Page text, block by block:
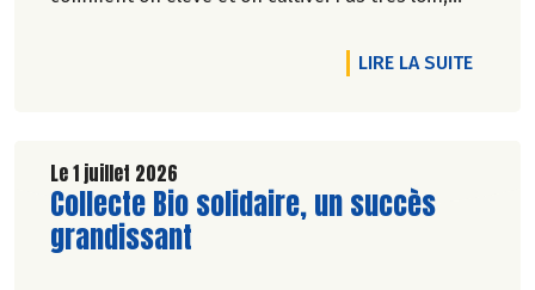
est en phase. Comme dans les 19 magasins
Biocoop du Grand Toulouse. Ceux-là et d'autres
territoire. Nous y étions à la fin de l'hiver. Suivez-
nous.
Pascale Solana.
LIRE LA SUITEDE
Le 1 juillet 2026
Lire la suite de l'article
Collecte Bio solidaire, un succès
grandissant